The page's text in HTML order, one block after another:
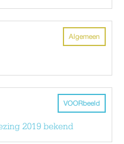
Algemeen
VOORbeeld
2019 bekend